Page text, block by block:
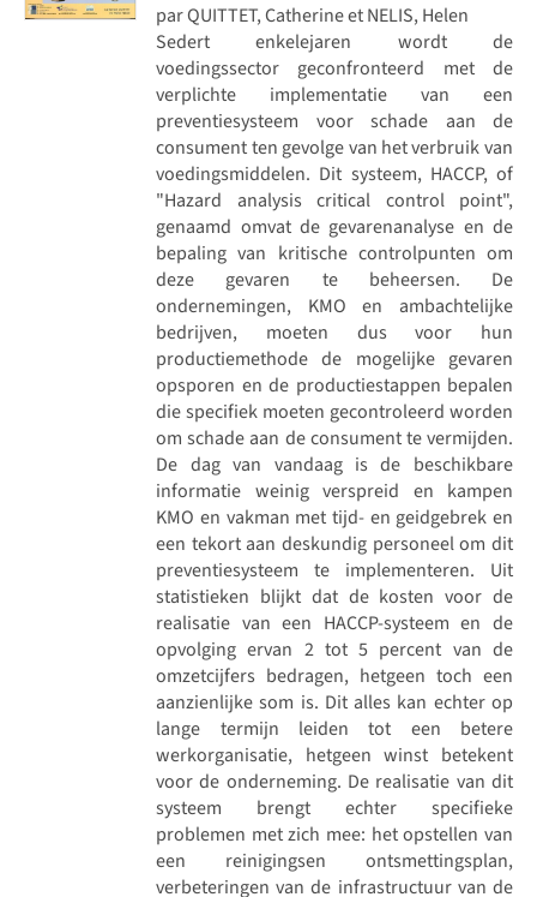
par QUITTET, Catherine et NELIS, Helen
Sedert enkelejaren wordt de
voedingssector geconfronteerd met de
verplichte implementatie van een
preventiesysteem voor schade aan de
consument ten gevolge van het verbruik van
voedingsmiddelen. Dit systeem, HACCP, of
"Hazard analysis critical control point",
genaamd omvat de gevarenanalyse en de
bepaling van kritische controlpunten om
deze gevaren te beheersen. De
ondernemingen, KMO en ambachtelijke
bedrijven, moeten dus voor hun
productiemethode de mogelijke gevaren
opsporen en de productiestappen bepalen
die specifiek moeten gecontroleerd worden
om schade aan de consument te vermijden.
De dag van vandaag is de beschikbare
informatie weinig verspreid en kampen
KMO en vakman met tijd- en geidgebrek en
een tekort aan deskundig personeel om dit
preventiesysteem te implementeren. Uit
statistieken blijkt dat de kosten voor de
realisatie van een HACCP-systeem en de
opvolging ervan 2 tot 5 percent van de
omzetcijfers bedragen, hetgeen toch een
aanzienlijke som is. Dit alles kan echter op
lange termijn leiden tot een betere
werkorganisatie, hetgeen winst betekent
voor de onderneming. De realisatie van dit
systeem brengt echter specifieke
problemen met zich mee: het opstellen van
een reinigingsen ontsmettingsplan,
verbeteringen van de infrastructuur van de